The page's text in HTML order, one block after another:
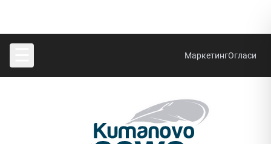
МаркетингОгласи